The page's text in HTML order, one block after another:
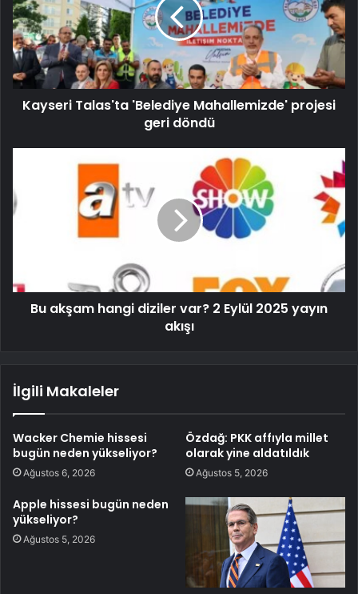
Kayseri Talas'ta 'Belediye Mahallemizde' projesi
geri döndü
Bu akşam hangi diziler var? 2 Eylül 2025 yayın
akışı
İlgili Makaleler
Wacker Chemie hissesi
bugün neden yükseliyor?
Ağustos 6, 2026
Özdağ: PKK affıyla millet
olarak yine aldatıldık
Ağustos 5, 2026
Apple hissesi bugün neden
yükseliyor?
Ağustos 5, 2026